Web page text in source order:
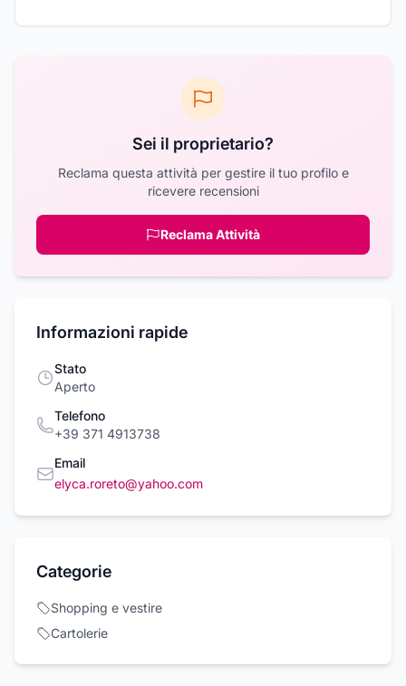
Sei il proprietario?
Reclama questa attività per gestire il tuo profilo e
ricevere recensioni
Reclama Attività
Informazioni rapide
Stato
Aperto
Telefono
+39 371 4913738
Email
elyca.roreto@yahoo.com
Categorie
Shopping e vestire
Cartolerie